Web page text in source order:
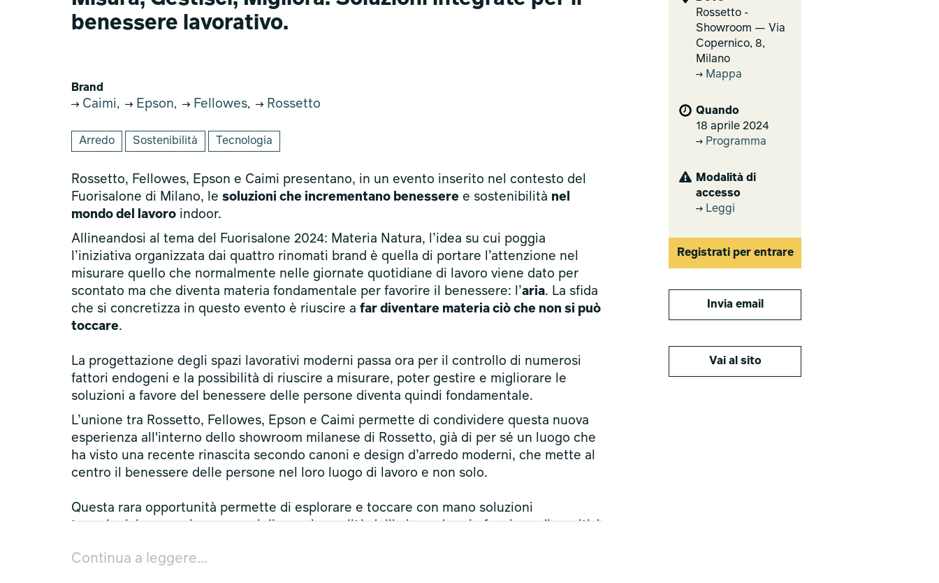
benessere lavorativo.
Brand
Caimi, Epson, Fellowes, Rossetto
Arredo Sostenibilità Tecnologia
Rossetto, Fellowes, Epson e Caimi presentano, in un evento inserito nel contesto del
Fuorisalone di Milano, le soluzioni che incrementano benessere e sostenibilità nel
mondo del lavoro indoor.
Allineandosi al tema del Fuorisalone 2024: Materia Natura, l’idea su cui poggia
l’iniziativa organizzata dai quattro rinomati brand è quella di portare l’attenzione nel
misurare quello che normalmente nelle giornate quotidiane di lavoro viene dato per
scontato ma che diventa materia fondamentale per favorire il benessere: l’aria. La sfida
che si concretizza in questo evento è riuscire a far diventare materia ciò che non si può
toccare.
La progettazione degli spazi lavorativi moderni passa ora per il controllo di numerosi
fattori endogeni e la possibilità di riuscire a misurare, poter gestire e migliorare le
soluzioni a favore del benessere delle persone diventa quindi fondamentale.
L’unione tra Rossetto, Fellowes, Epson e Caimi permette di condividere questa nuova
esperienza all'interno dello showroom milanese di Rossetto, già di per sé un luogo che
ha visto una recente rinascita secondo canoni e design d’arredo moderni, che mette al
centro il benessere delle persone nel loro luogo di lavoro e non solo.
Questa rara opportunità permette di esplorare e toccare con mano soluzioni
tecnologiche per misurare e migliorare la qualità dell'aria, vedere in funzione dispositivi
flussi di stampa in modo sostenibile e godere di ambienti dall’acustica migliorata per
Continua a leggere...
Rossetto -
Showroom — Via
Copernico, 8,
Milano
Mappa
Quando
18 aprile 2024
Programma
Modalità di
accesso
Leggi
Registrati per entrare
Invia email
Vai al sito